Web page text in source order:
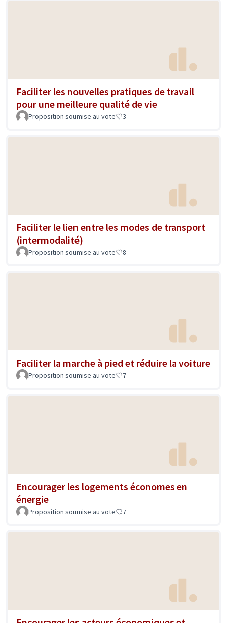
Faciliter les nouvelles pratiques de travail
pour une meilleure qualité de vie
Proposition soumise au vote 3
Faciliter le lien entre les modes de transport
(intermodalité)
Proposition soumise au vote 8
Faciliter la marche à pied et réduire la voiture
Proposition soumise au vote 7
Encourager les logements économes en
énergie
Proposition soumise au vote 7